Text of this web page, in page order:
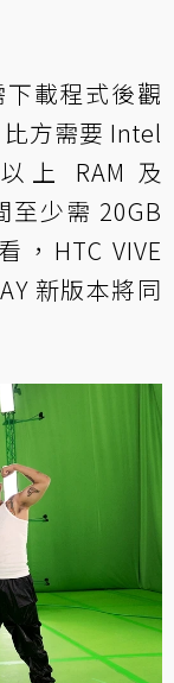
下載程式後觀
方需要 Intel
上 RAM 及
至少需 20GB
HTC VIVE
新版本將同